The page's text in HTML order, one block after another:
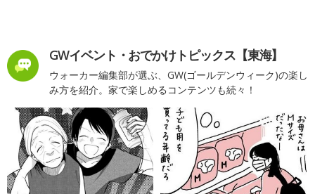
GWイベント・おでかけトピックス【東海】
ウォーカー編集部が選ぶ、GW(ゴールデンウィーク)の楽し
み方を紹介。家で楽しめるコンテンツも続々！